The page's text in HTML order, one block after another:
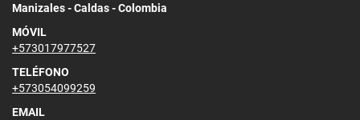
Manizales - Caldas - Colombia
MÓVIL
+573017977527
TELÉFONO
+573054099259
EMAIL